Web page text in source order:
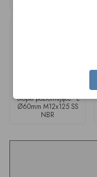
Stopki poziomujące - L
Ø60mm M12x125 SS
NBR